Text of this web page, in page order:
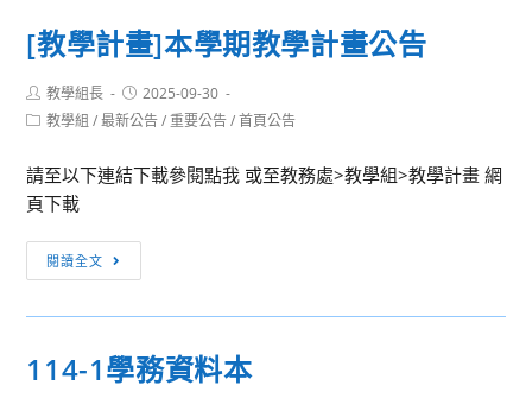
教
職
前
有
遠
校
代
[教學計畫]本學期教學計畫公告
Post
author:
教學組長
Post
published:
2025-09-30
Post教學組 / 最新公告 / 重要公告 / 首頁公告
請至以下連結下載參閱點我 或至教務處>教學組>教學計畫 網
頁下載
閱讀全文
學
計
本
114-1學務資料本